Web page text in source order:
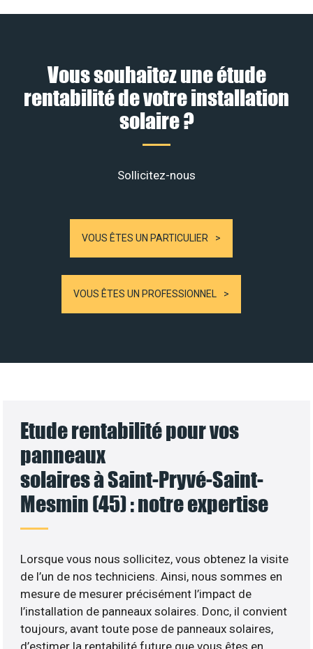
Vous souhaitez une étude
rentabilité de votre installation
solaire ?
Sollicitez-nous
VOUS ÊTES UN PARTICULIER
VOUS ÊTES UN PROFESSIONNEL
Etude rentabilité pour vos
panneaux
solaires à Saint-Pryvé-Saint-
Mesmin (45) : notre expertise
Lorsque vous nous sollicitez, vous obtenez la visite
de l’un de nos techniciens. Ainsi, nous sommes en
mesure de mesurer précisément l’impact de
l’installation de panneaux solaires. Donc, il convient
toujours, avant toute pose de panneaux solaires,
d’estimer la rentabilité future que vous êtes en